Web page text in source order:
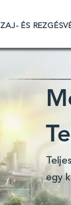
ZAJ- ÉS
egy